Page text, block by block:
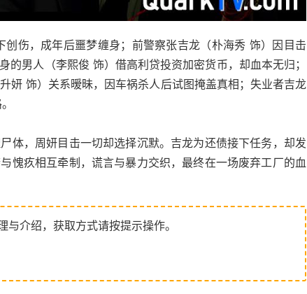
伤，成年后噩梦缠身；前警察张吉龙（朴海秀 饰）因目击
男人（李熙俊 饰）借高利贷投资加密货币，却血本无归；
妍 饰）关系暧昧，因车祸杀人后试图掩盖真相；失业者吉龙
体，周妍目击一切却选择沉默。吉龙为还债接下任务，却发
愧疚相互牵制，谎言与暴力交织，最终在一场废弃工厂的血
介绍，获取方式请按提示操作。